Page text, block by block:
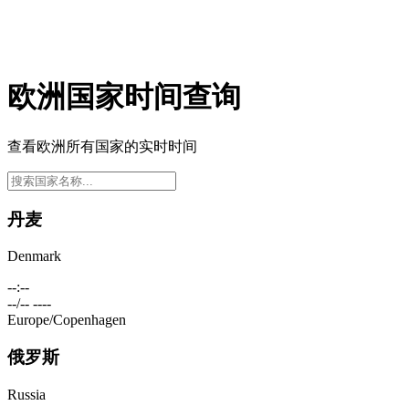
欧洲国家时间查询
查看欧洲所有国家的实时时间
丹麦
Denmark
--:--
--/-- ----
Europe/Copenhagen
俄罗斯
Russia